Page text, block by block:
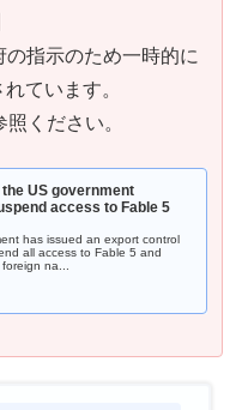
指示のため一時的に
ています。
照ください。
US government
access to Fable 5
has issued an export control
all access to Fable 5 and
na...